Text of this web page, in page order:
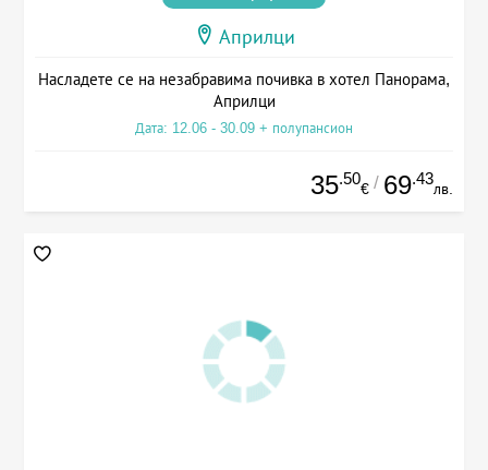
Априлци
Насладете се на незабравима почивка в хотел Панорама,
Априлци
Дата: 12.06 - 30.09 + полупансион
35.50
€ / 69.43
лв.